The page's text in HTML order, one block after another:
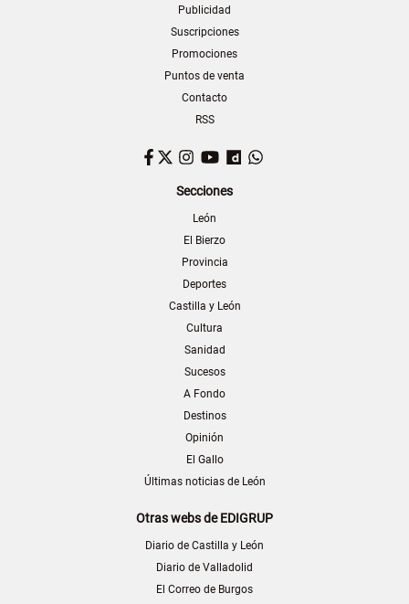
Publicidad
Suscripciones
Promociones
Puntos de venta
Contacto
RSS
Facebook
TwitterInstagram
YouTubeDailymotion
Secciones
León
El Bierzo
Provincia
Deportes
Castilla y León
Cultura
Sanidad
Sucesos
A Fondo
Destinos
Opinión
El Gallo
Últimas noticias de León
Otras webs de EDIGRUP
Diario de Castilla y León
Diario de Valladolid
El Correo de Burgos